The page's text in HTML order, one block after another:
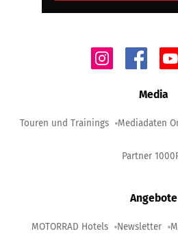
Media
Touren und Trainings Mediadaten
Partner
Angebote
MOTORRAD Hotels Newsletter